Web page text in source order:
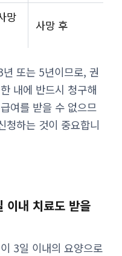
망
사망 후
또는 5년이므로, 권
내에 반드시 청구해
여를 받을 수 없으므
청하는 것이 중요합니
이내 치료도 받을
3일 이내의 요양으로